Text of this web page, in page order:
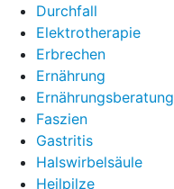
Durchfall
Elektrotherapie
Erbrechen
Ernährung
Ernährungsberatung
Faszien
Gastritis
Halswirbelsäule
Heilpilze